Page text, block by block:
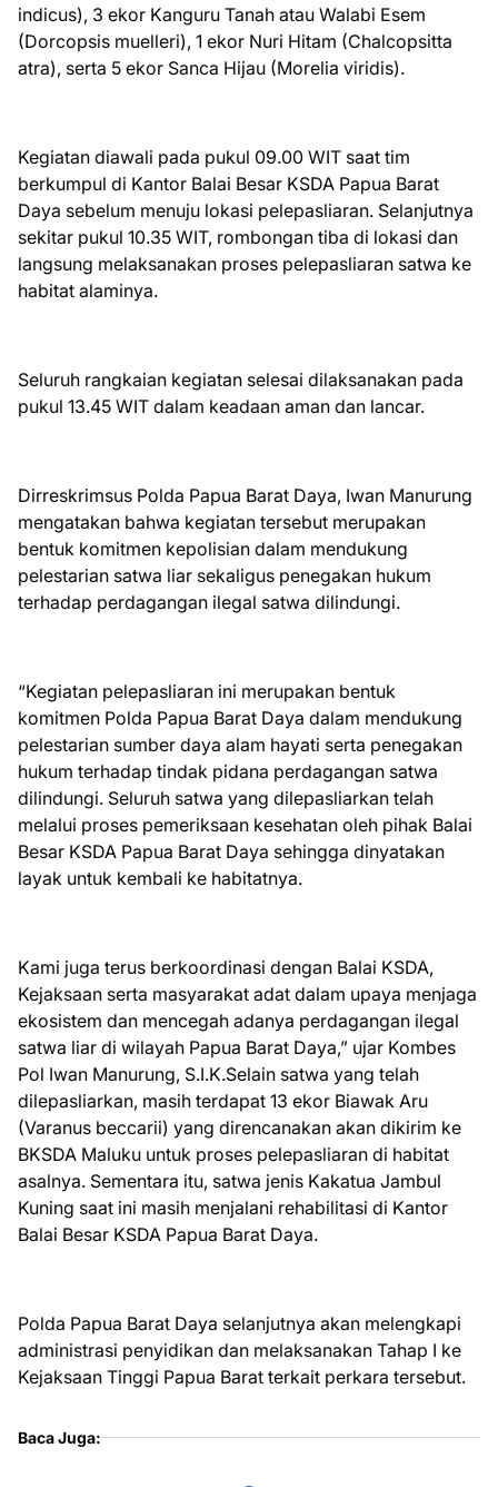
indicus), 3 ekor Kanguru Tanah atau Walabi Esem
(Dorcopsis muelleri), 1 ekor Nuri Hitam (Chalcopsitta
atra), serta 5 ekor Sanca Hijau (Morelia viridis).
Kegiatan diawali pada pukul 09.00 WIT saat tim
berkumpul di Kantor Balai Besar KSDA Papua Barat
Daya sebelum menuju lokasi pelepasliaran. Selanjutnya
sekitar pukul 10.35 WIT, rombongan tiba di lokasi dan
langsung melaksanakan proses pelepasliaran satwa ke
habitat alaminya.
Seluruh rangkaian kegiatan selesai dilaksanakan pada
pukul 13.45 WIT dalam keadaan aman dan lancar.
Dirreskrimsus Polda Papua Barat Daya, Iwan Manurung
mengatakan bahwa kegiatan tersebut merupakan
bentuk komitmen kepolisian dalam mendukung
pelestarian satwa liar sekaligus penegakan hukum
terhadap perdagangan ilegal satwa dilindungi.
“Kegiatan pelepasliaran ini merupakan bentuk
komitmen Polda Papua Barat Daya dalam mendukung
pelestarian sumber daya alam hayati serta penegakan
hukum terhadap tindak pidana perdagangan satwa
dilindungi. Seluruh satwa yang dilepasliarkan telah
melalui proses pemeriksaan kesehatan oleh pihak Balai
Besar KSDA Papua Barat Daya sehingga dinyatakan
layak untuk kembali ke habitatnya.
Kami juga terus berkoordinasi dengan Balai KSDA,
Kejaksaan serta masyarakat adat dalam upaya menjaga
ekosistem dan mencegah adanya perdagangan ilegal
satwa liar di wilayah Papua Barat Daya,” ujar Kombes
Pol Iwan Manurung, S.I.K.Selain satwa yang telah
dilepasliarkan, masih terdapat 13 ekor Biawak Aru
(Varanus beccarii) yang direncanakan akan dikirim ke
BKSDA Maluku untuk proses pelepasliaran di habitat
asalnya. Sementara itu, satwa jenis Kakatua Jambul
Kuning saat ini masih menjalani rehabilitasi di Kantor
Balai Besar KSDA Papua Barat Daya.
Polda Papua Barat Daya selanjutnya akan melengkapi
administrasi penyidikan dan melaksanakan Tahap I ke
Kejaksaan Tinggi Papua Barat terkait perkara tersebut.
Baca Juga: